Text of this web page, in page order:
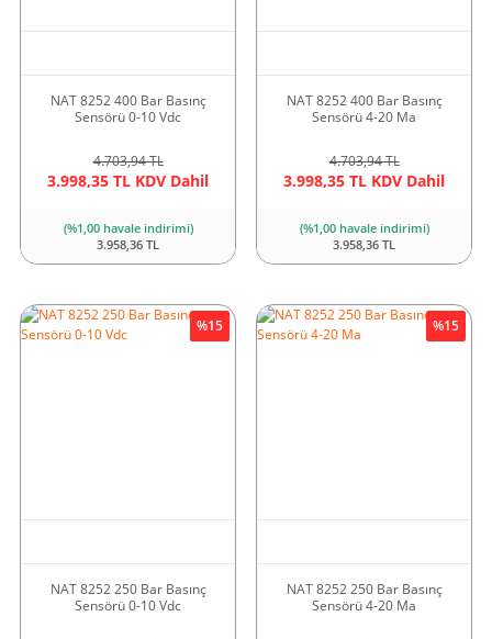
NAT 8252 400 Bar Basınç
Sensörü 0-10 Vdc
4.703,94 TL
3.998,35 TL KDV Dahil
(%1,00 havale indirimi)
3.958,36 TL
NAT 8252 400 Bar Basınç
Sensörü 4-20 Ma
4.703,94 TL
3.998,35 TL KDV Dahil
(%1,00 havale indirimi)
3.958,36 TL
NAT 8252 250 Bar Basınç
Sensörü 0-10 Vdc
%15
NAT 8252 250 Bar Basınç
Sensörü 4-20 Ma
%15